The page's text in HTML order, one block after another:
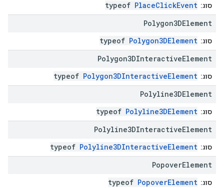
סוג: typeof PlaceClickEvent
Polygon3DElement
סוג: typeof Polygon3DElement
Polygon3DInteractiveElement
סוג: typeof Polygon3DInteractiveElement
Polyline3DElement
סוג: typeof Polyline3DElement
Polyline3DInteractiveElement
סוג: typeof Polyline3DInteractiveElement
PopoverElement
סוג: typeof PopoverElement